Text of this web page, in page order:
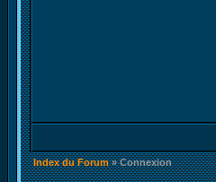
Index du Forum» Connexion